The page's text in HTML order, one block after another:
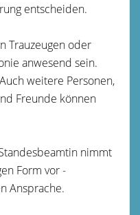
entscheiden.
Trauzeugen oder
anwesend sein.
weitere Personen,
Freunde können
nimmt
Form vor -
Ansprache.